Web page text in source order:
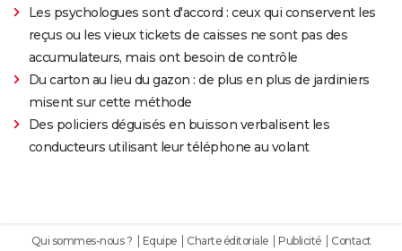
Les psychologues sont d'accord : ceux qui conservent les
reçus ou les vieux tickets de caisses ne sont pas des
accumulateurs, mais ont besoin de contrôle
Du carton au lieu du gazon : de plus en plus de jardiniers
misent sur cette méthode
Des policiers déguisés en buisson verbalisent les
conducteurs utilisant leur téléphone au volant
Qui sommes-nous ? Equipe Charte éditoriale Publicité Contact